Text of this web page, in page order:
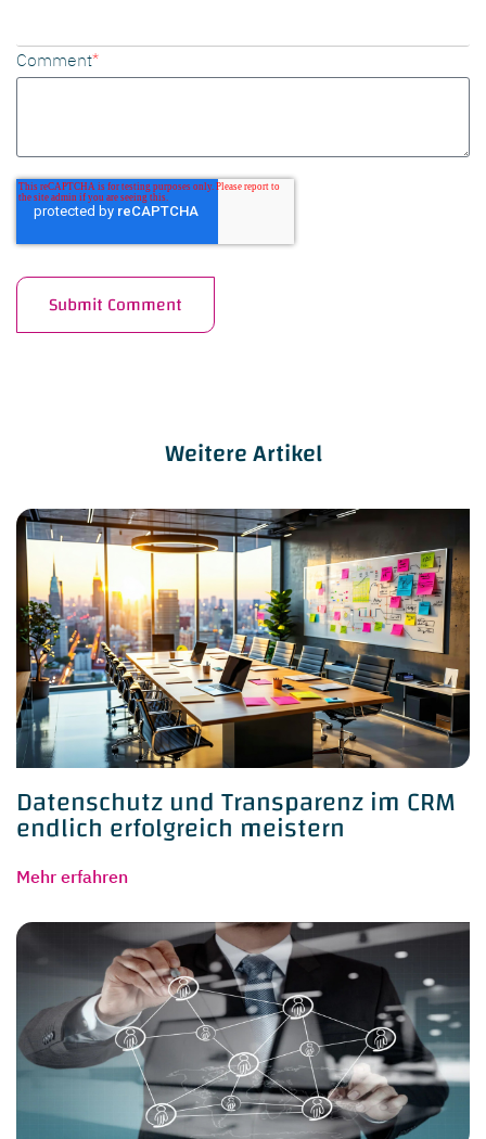
Comment*
Weitere Artikel
Datenschutz und Transparenz im CRM
endlich erfolgreich meistern
Mehr erfahren